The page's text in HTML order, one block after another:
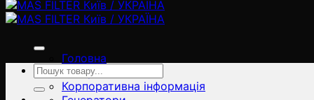
Головна
Товари
Корпоративна інформація
Ara: